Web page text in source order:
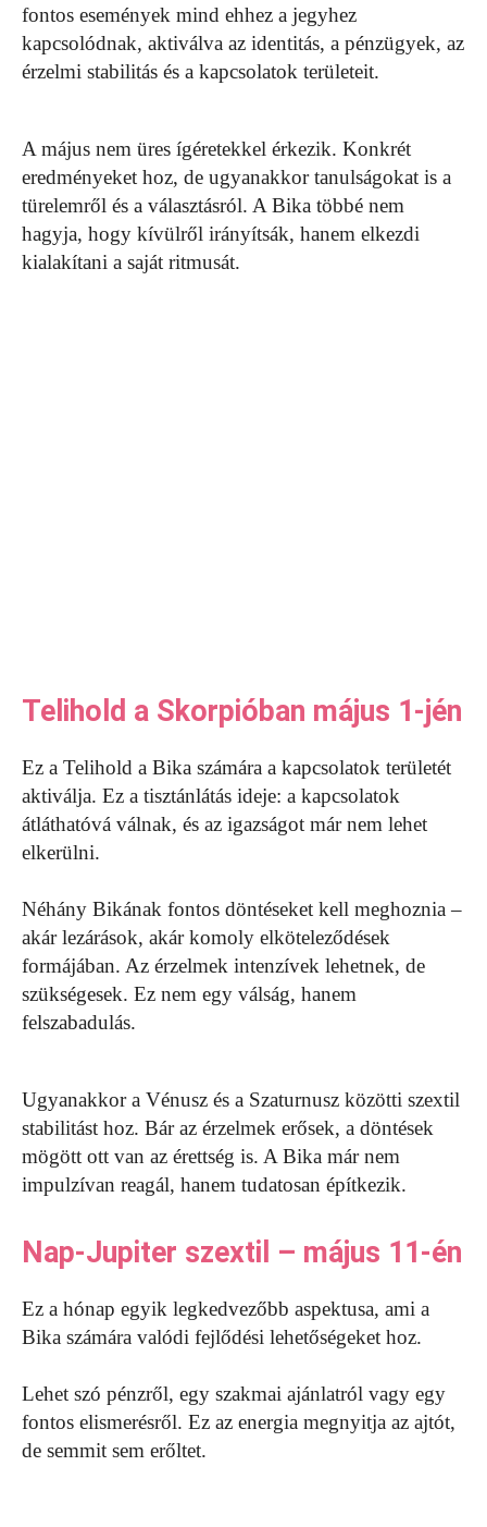
fontos események mind ehhez a jegyhez
kapcsolódnak, aktiválva az identitás, a pénzügyek, az
érzelmi stabilitás és a kapcsolatok területeit.
A május nem üres ígéretekkel érkezik. Konkrét
eredményeket hoz, de ugyanakkor tanulságokat is a
türelemről és a választásról. A Bika többé nem
hagyja, hogy kívülről irányítsák, hanem elkezdi
kialakítani a saját ritmusát.
Telihold a Skorpióban május 1-jén
Ez a Telihold a Bika számára a kapcsolatok területét
aktiválja. Ez a tisztánlátás ideje: a kapcsolatok
átláthatóvá válnak, és az igazságot már nem lehet
elkerülni.
Néhány Bikának fontos döntéseket kell meghoznia –
akár lezárások, akár komoly elköteleződések
formájában. Az érzelmek intenzívek lehetnek, de
szükségesek. Ez nem egy válság, hanem
felszabadulás.
Ugyanakkor a Vénusz és a Szaturnusz közötti szextil
stabilitást hoz. Bár az érzelmek erősek, a döntések
mögött ott van az érettség is. A Bika már nem
impulzívan reagál, hanem tudatosan építkezik.
Nap-Jupiter szextil – május 11-én
Ez a hónap egyik legkedvezőbb aspektusa, ami a
Bika számára valódi fejlődési lehetőségeket hoz.
Lehet szó pénzről, egy szakmai ajánlatról vagy egy
fontos elismerésről. Ez az energia megnyitja az ajtót,
de semmit sem erőltet.